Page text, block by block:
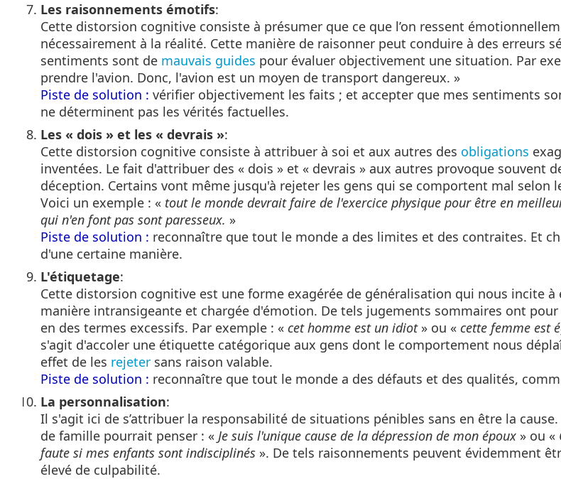
Les raisonnements émotifs:
Cette distorsion cognitive consiste à présumer que ce que l’on ressent
nécessairement à la réalité. Cette manière de raisonner peut conduire à des erreurs
sentiments sont de mauvais guides pour évaluer objectivement une situation. Par
prendre l'avion. Donc, l'avion est un moyen de transport dangereux. »
Piste de solution : vérifier objectivement les faits ; et accepter que mes sentiments
ne déterminent pas les vérités factuelles.
Les « dois » et les « devrais »:
Cette distorsion cognitive consiste à attribuer à soi et aux autres des obligations
inventées. Le fait d'attribuer des « dois » et « devrais » aux autres provoque souvent
déception. Certains vont même jusqu'à rejeter les gens qui se comportent mal selon
Voici un exemple : « tout le monde devrait faire de l'exercice physique pour être en
qui n'en font pas sont paresseux. »
Piste de solution : reconnaître que tout le monde a des limites et des contraites. Et
d'une certaine manière.
L'étiquetage:
Cette distorsion cognitive est une forme exagérée de généralisation qui nous incite à
manière intransigeante et chargée d'émotion. De tels jugements sommaires ont
en des termes excessifs. Par exemple : « cet homme est un idiot» ou « cette femme est
s'agit d'accoler une étiquette catégorique aux gens dont le comportement nous
effet de les rejeter sans raison valable.
Piste de solution : reconnaître que tout le monde a des défauts et des qualités,
La personnalisation:
Il s'agit ici de s’attribuer la responsabilité de situations pénibles sans en être la
de famille pourrait penser : « Je suis l'unique cause de la dépression de mon époux » ou «
faute si mes enfants sont indisciplinés ». De tels raisonnements peuvent évidemment
élevé de culpabilité.